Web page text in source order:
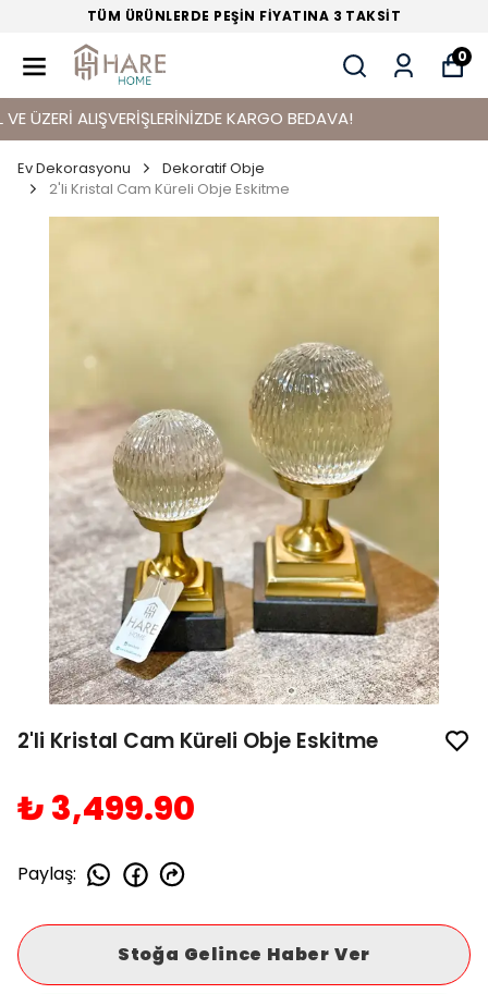
TÜM ÜRÜNLERDE PEŞİN FİYATINA 3 TAKSİT
0
ALIŞVERİŞLERİNİZDE KARGO BEDAVA!
Ev Dekorasyonu
Dekoratif Obje
2'li Kristal Cam Küreli Obje Eskitme
2'li Kristal Cam Küreli Obje Eskitme
₺ 3,499.90
Paylaş:
Stoğa Gelince Haber Ver